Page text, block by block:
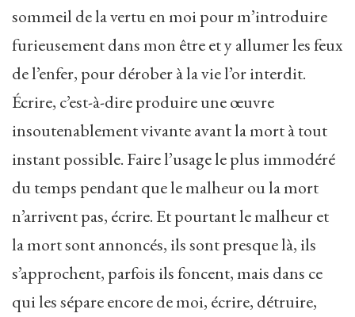
sommeil de la vertu en moi pour m’introduire
furieusement dans mon être et y allumer les feux
de l’enfer, pour dérober à la vie l’or interdit.
Écrire, c’est-à-dire produire une œuvre
insoutenablement vivante avant la mort à tout
instant possible. Faire l’usage le plus immodéré
du temps pendant que le malheur ou la mort
n’arrivent pas, écrire. Et pourtant le malheur et
la mort sont annoncés, ils sont presque là, ils
s’approchent, parfois ils foncent, mais dans ce
qui les sépare encore de moi, écrire, détruire,